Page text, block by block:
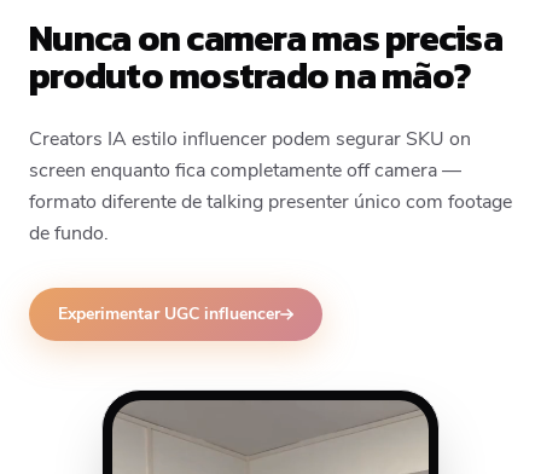
Nunca on camera mas precisa
produto mostrado na mão?
Creators IA estilo influencer podem segurar SKU on
screen enquanto fica completamente off camera —
formato diferente de talking presenter único com footage
de fundo.
Experimentar UGC influencer